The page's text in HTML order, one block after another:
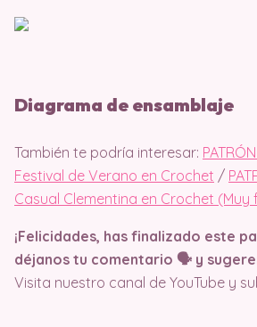
Diagrama de ensamblaje
También te podría interesar:
Festival de Verano en Crochet /
Casual Clementina en Crochet (Muy
¡Felicidades, has finalizado este
déjanos tu comentario 🗣 y
Visita nuestro canal de YouTube y